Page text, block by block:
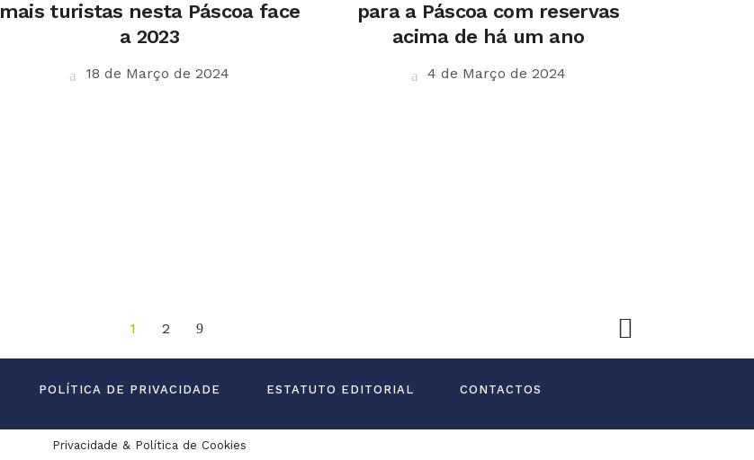
mais turistas nesta Páscoa face
a 2023
18 de Março de 2024
para a Páscoa com reservas
acima de há um ano
4 de Março de 2024
1 2
POLÍTICA DE PRIVACIDADE ESTATUTO EDITORIAL CONTACTOS
Privacidade & Política de Cookies